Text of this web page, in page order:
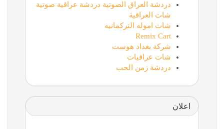
دردشة العراق الصوتية دردشة عراقية صوتية
شات العراقية
شات اموله التركمانيه
Remix Cart
شركة بغداد هوست
شات عراقيات
دردشة زمن الحب
اعلان